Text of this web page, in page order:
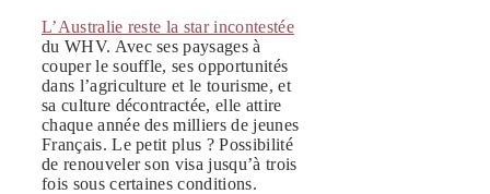
L’Australie reste la star incontestée
du WHV. Avec ses paysages à
couper le souffle, ses opportunités
dans l’agriculture et le tourisme, et
sa culture décontractée, elle attire
chaque année des milliers de jeunes
Français. Le petit plus ? Possibilité
de renouveler son visa jusqu’à trois
fois sous certaines conditions.